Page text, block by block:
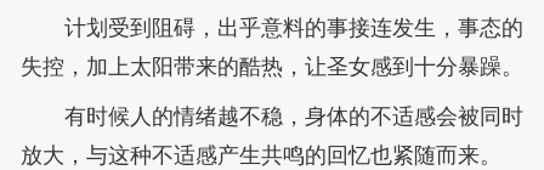
计划受到阻碍，出乎意料的事接连发生，事态的
失控，加上太阳带来的酷热，让圣女感到十分暴躁。
有时候人的情绪越不稳，身体的不适感会被同时
放大，与这种不适感产生共鸣的回忆也紧随而来。